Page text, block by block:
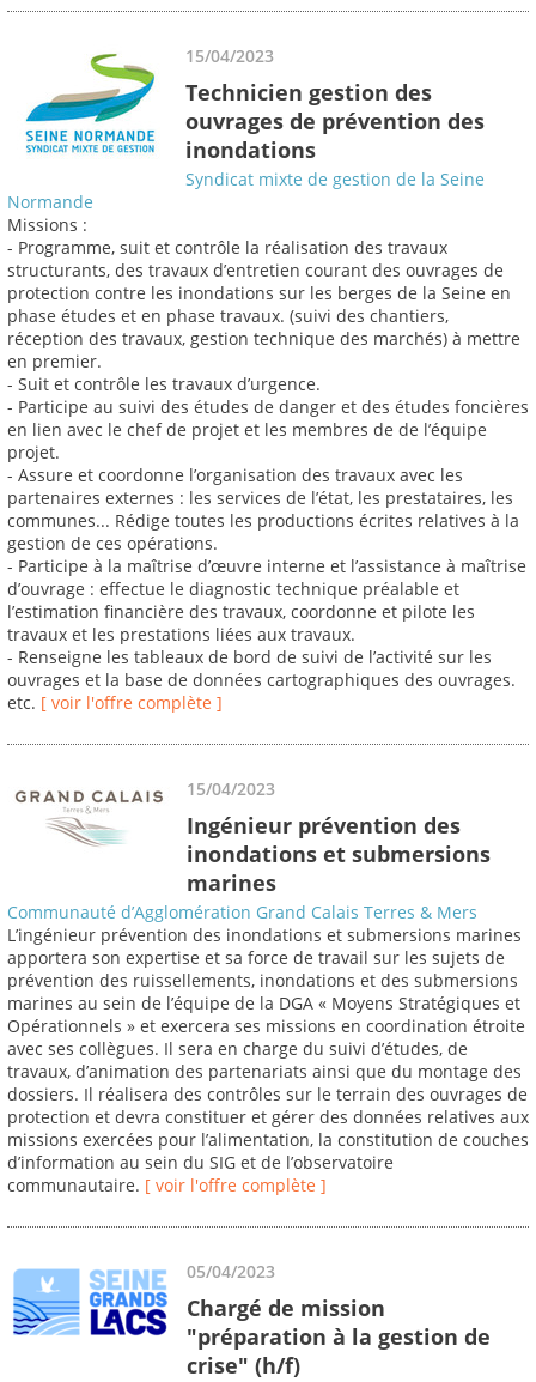
15/04/2023
Technicien gestion des
ouvrages de prévention des
inondations
Syndicat mixte de gestion de la Seine
Normande
Missions :
- Programme, suit et contrôle la réalisation des travaux
structurants, des travaux d’entretien courant des ouvrages de
protection contre les inondations sur les berges de la Seine en
phase études et en phase travaux. (suivi des chantiers,
réception des travaux, gestion technique des marchés) à mettre
en premier.
- Suit et contrôle les travaux d’urgence.
- Participe au suivi des études de danger et des études foncières
en lien avec le chef de projet et les membres de de l’équipe
projet.
- Assure et coordonne l’organisation des travaux avec les
partenaires externes : les services de l’état, les prestataires, les
communes... Rédige toutes les productions écrites relatives à la
gestion de ces opérations.
- Participe à la maîtrise d’œuvre interne et l’assistance à maîtrise
d’ouvrage : effectue le diagnostic technique préalable et
l’estimation financière des travaux, coordonne et pilote les
travaux et les prestations liées aux travaux.
- Renseigne les tableaux de bord de suivi de l’activité sur les
ouvrages et la base de données cartographiques des ouvrages.
etc. [ voir l'offre complète ]
15/04/2023
Ingénieur prévention des
inondations et submersions
marines
Communauté d’Agglomération Grand Calais Terres & Mers
L’ingénieur prévention des inondations et submersions marines
apportera son expertise et sa force de travail sur les sujets de
prévention des ruissellements, inondations et des submersions
marines au sein de l’équipe de la DGA « Moyens Stratégiques et
Opérationnels » et exercera ses missions en coordination étroite
avec ses collègues. Il sera en charge du suivi d’études, de
travaux, d’animation des partenariats ainsi que du montage des
dossiers. Il réalisera des contrôles sur le terrain des ouvrages de
protection et devra constituer et gérer des données relatives aux
missions exercées pour l’alimentation, la constitution de couches
d’information au sein du SIG et de l’observatoire
communautaire. [ voir l'offre complète ]
05/04/2023
Chargé de mission
"préparation à la gestion de
crise" (h/f)